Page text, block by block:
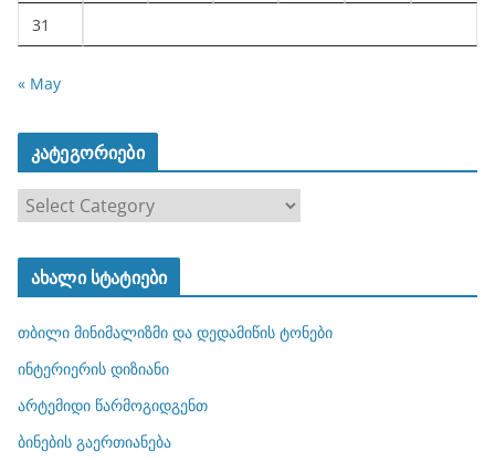
31
« May
კატეგორიები
ა
ტ
ო
რ
ბ
ახალი სტატიები
თბილი მინიმალიზმი და დედამიწის ტონები
ინტერიერის დიზიანი
არტემიდი წარმოგიდგენთ
ბინების გაერთიანება